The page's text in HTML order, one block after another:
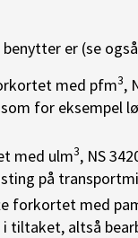
er (se
med pfm3,
for eksempel
med ulm3, NS
på
forkortet med
i tiltaket, altså